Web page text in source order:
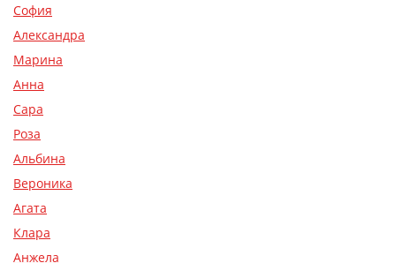
София
Александра
Марина
Анна
Сара
Роза
Альбина
Вероника
Агата
Клара
Анжела